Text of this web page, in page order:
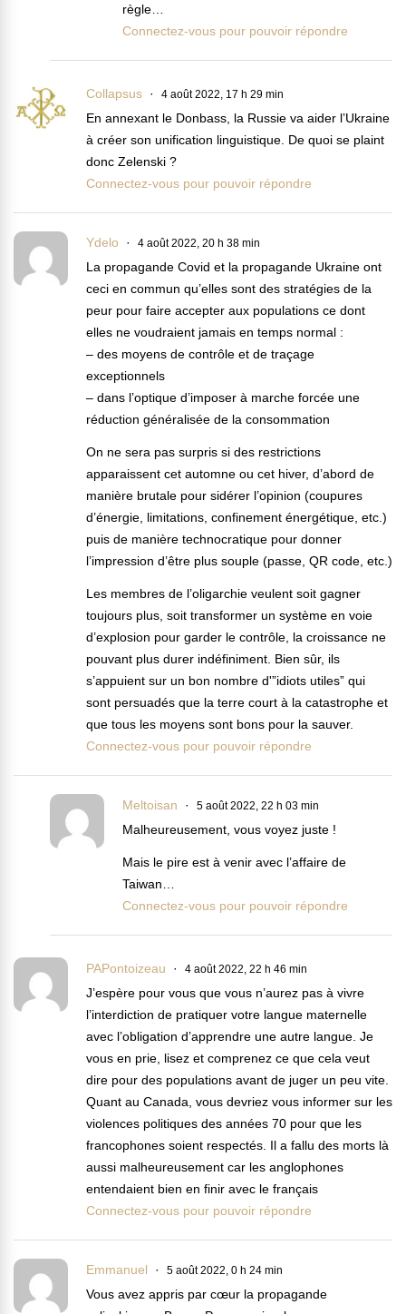
règle…
Connectez-vous pour pouvoir répondre
Collapsus 4 août 2022, 17 h 29 min
En annexant le Donbass, la Russie va aider l’Ukraine
à créer son unification linguistique. De quoi se plaint
donc Zelenski ?
Connectez-vous pour pouvoir répondre
Ydelo 4 août 2022, 20 h 38 min
La propagande Covid et la propagande Ukraine ont
ceci en commun qu’elles sont des stratégies de la
peur pour faire accepter aux populations ce dont
elles ne voudraient jamais en temps normal :
– des moyens de contrôle et de traçage
exceptionnels
– dans l’optique d’imposer à marche forcée une
réduction généralisée de la consommation
On ne sera pas surpris si des restrictions
apparaissent cet automne ou cet hiver, d’abord de
manière brutale pour sidérer l’opinion (coupures
d’énergie, limitations, confinement énergétique, etc.)
puis de manière technocratique pour donner
l’impression d’être plus souple (passe, QR code, etc.)
Les membres de l’oligarchie veulent soit gagner
toujours plus, soit transformer un système en voie
d’explosion pour garder le contrôle, la croissance ne
pouvant plus durer indéfiniment. Bien sûr, ils
s’appuient sur un bon nombre d'”idiots utiles” qui
sont persuadés que la terre court à la catastrophe et
que tous les moyens sont bons pour la sauver.
Connectez-vous pour pouvoir répondre
Meltoisan 5 août 2022, 22 h 03 min
Malheureusement, vous voyez juste !
Mais le pire est à venir avec l’affaire de
Taiwan…
Connectez-vous pour pouvoir répondre
PAPontoizeau 4 août 2022, 22 h 46 min
J’espère pour vous que vous n’aurez pas à vivre
l’interdiction de pratiquer votre langue maternelle
avec l’obligation d’apprendre une autre langue. Je
vous en prie, lisez et comprenez ce que cela veut
dire pour des populations avant de juger un peu vite.
Quant au Canada, vous devriez vous informer sur les
violences politiques des années 70 pour que les
francophones soient respectés. Il a fallu des morts là
aussi malheureusement car les anglophones
entendaient bien en finir avec le français
Connectez-vous pour pouvoir répondre
Emmanuel 5 août 2022, 0 h 24 min
Vous avez appris par cœur la propagande